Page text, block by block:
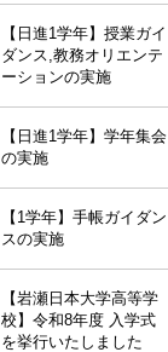
【日進1学年】授業ガイ
ダンス,教務オリエンテ
ーションの実施
【日進1学年】学年集会
の実施
【1学年】手帳ガイダン
スの実施
【岩瀬日本大学高等学
校】令和8年度 入学式
を挙行いたしました